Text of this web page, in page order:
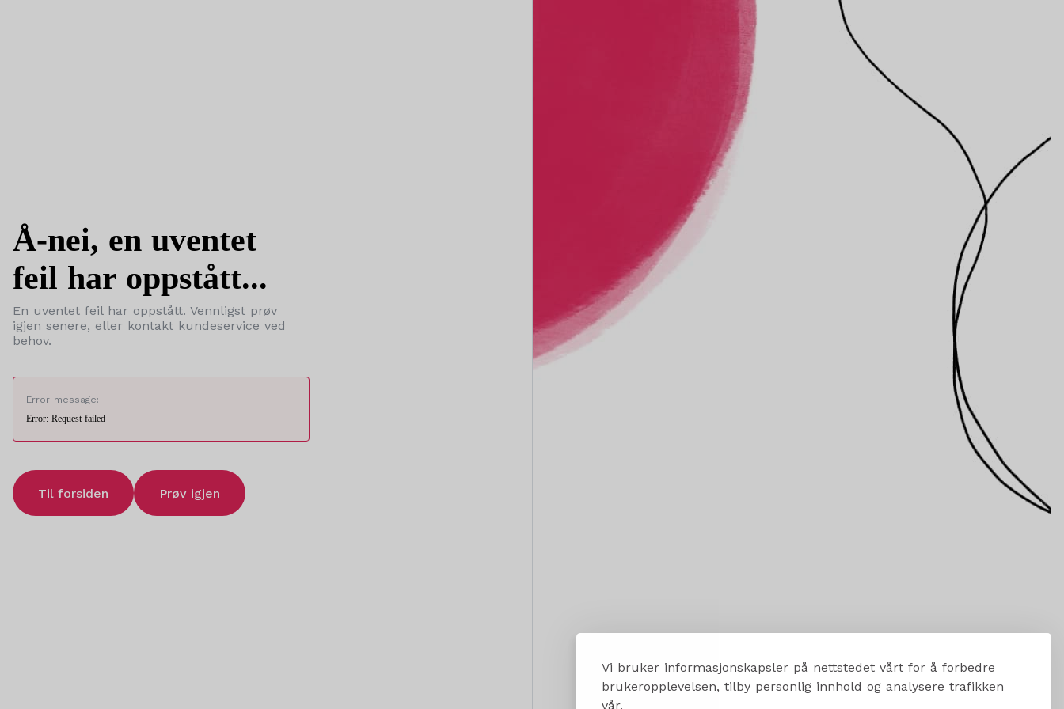
Vi bruker informasjonskapsler på nettstedet vårt for å forbedre
brukeropplevelsen, tilby personlig innhold og analysere trafikken
vår.
Å-nei, en uventet
feil har oppstått...
En uventet feil har oppstått. Vennligst prøv
igjen senere, eller kontakt kundeservice ved
behov.
Error message:
Error: Request failed
Til forsiden Prøv igjen